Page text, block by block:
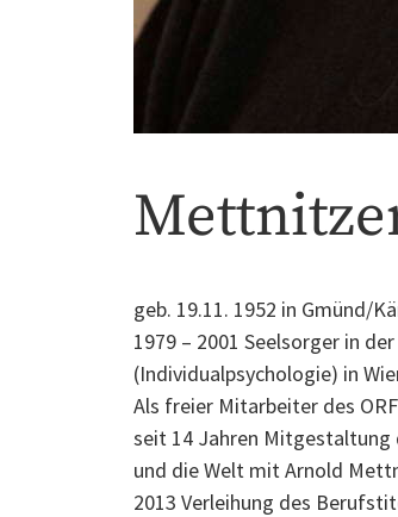
geb. 19.11. 1952 in Gmünd/
1979 – 2001 Seelsorger in
(Individualpsychologie) in
Als freier Mitarbeiter des ORF
seit 14 Jahren Mitgestaltung
und die Welt mit Arnold
2013 Verleihung des